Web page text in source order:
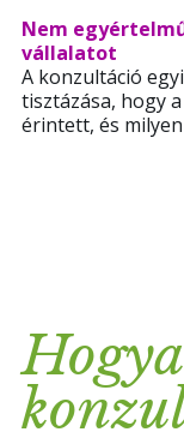
Nem
vállalatot
A konzultáció
tisztázása, hogy
érintett, és